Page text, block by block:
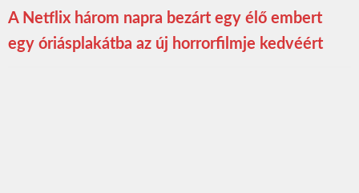
A Netflix három napra bezárt egy élő embert
egy óriásplakátba az új horrorfilmje kedvéért